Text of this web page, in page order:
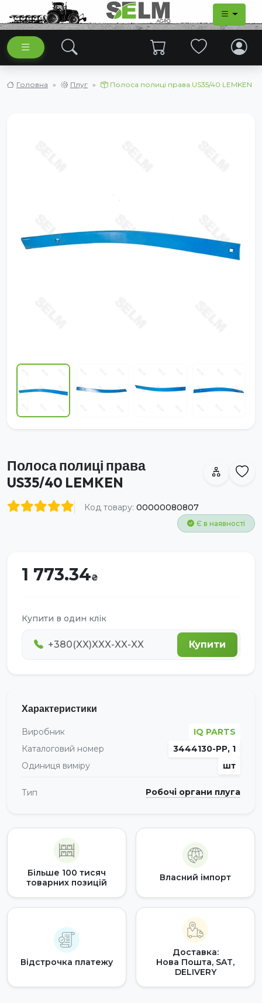
Головна Плуг Полоса полиці права US35/40 LEMKEN
Полоса полиці права
US35/40 LEMKEN
Код товару: 00000080807
Є в наявності
1 773.34
Купити в один клік
Купити
Характеристики
Виробник
IQ PARTS
Каталоговий номер
3444130-PP, 1
Одиниця виміру
шт
Тип Робочі органи плуга
Більше 100 тисяч
товарних позицій
Власний імпорт
Відстрочка платежу
Доставка:
Нова Пошта, SAT,
DELIVERY